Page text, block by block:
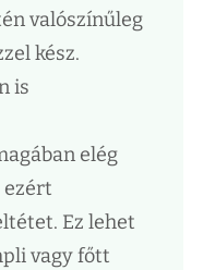
valószínűleg
kész.
is
elég
ezért
Ez lehet
vagy főtt